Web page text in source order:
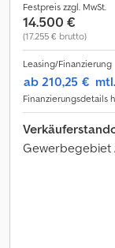
Festpreis zzgl. MwSt.
14.500 €
(17.255 € brutto)
Leasing/Finanzierung
ab 210,25 € mtl.
Finanzierungsdetails
Gewerbegebiet